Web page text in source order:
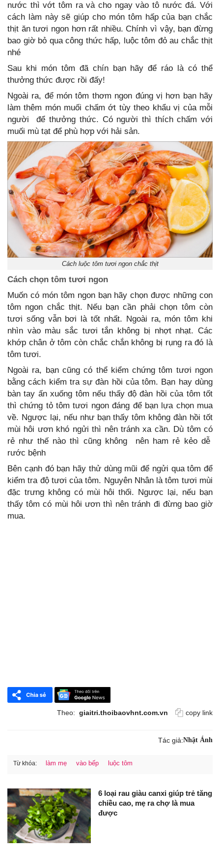
nước thì vớt tôm ra và cho ngay vào tô nước đá. Với
cách làm này sẽ giúp cho món tôm hấp của bạn chắc
thịt ăn tươi ngon hơn rất nhiều. Chính vì vậy, bạn đừng
bao giờ bỏ qua công thức hấp, luộc tôm đỏ au chắc thịt
nhé
Sau khi món tôm đã chín bạn hãy để ráo là có thể
thưởng thức được rồi đấy!
Ngoài ra, để món tôm thơm ngon đúng vị hơn bạn hãy
làm thêm món muối chấm ớt tùy theo khẩu vị của mỗi
người để thưởng thức. Có người thì thích chấm với
muối mù tạt để phù hợp với hải sản.
Cách luộc tôm tươi ngon chắc thịt
Cách chọn tôm tươi ngon
Muốn có món tôm ngon bạn hãy chọn được những con
tôm ngon chắc thịt. Nếu bạn cần phải chọn tôm còn
tươi sống vẫn bơi là tốt nhất. Ngoài ra, món tôm khi
nhìn vào màu sắc tươi tắn không bị nhợt nhạt. Các
khớp chân ở tôm còn chắc chắn không bị rụng ra đó là
tôm tươi.
Ngoài ra, bạn cũng có thể kiểm chứng tôm tươi ngon
bằng cách kiểm tra sự đàn hồi của tôm. Bạn hay dùng
bàn tay ấn xuống tôm nếu thấy độ đàn hồi của tôm tốt
thì chứng tỏ tôm tươi ngon đáng để bạn lựa chọn mua
về. Ngược lại, nếu như bạn thấy tôm không đàn hồi tốt
mùi hôi ươn khó ngửi thì nên tránh xa cần. Dù tôm có
rẻ như thế nào thì cũng không nên ham rẻ kẻo dễ
rước bệnh
Bên cạnh đó bạn hãy thử dùng mũi để ngửi qua tôm để
kiểm tra độ tươi của tôm. Nguyên Nhân là tôm tươi mùi
đặc trưng không có mùi hôi thối. Ngược lại, nếu bạn
thấy tôm có mùi hôi ươn thì nên tránh đi đừng bao giờ
mua.
Theo: giaitri.thoibaovhnt.com.vn copy link
Tác giả:Nhật Ánh
Từ khóa: làm mẹ vào bếp luộc tôm
6 loại rau giàu canxi giúp trẻ tăng
chiều cao, mẹ ra chợ là mua
được